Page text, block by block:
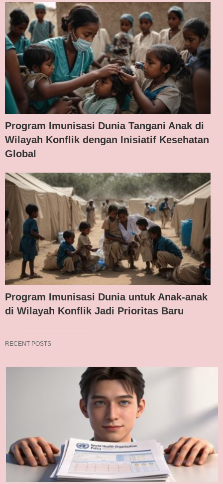
Program Imunisasi Dunia Tangani Anak di
Wilayah Konflik dengan Inisiatif Kesehatan
Global
Program Imunisasi Dunia untuk Anak-anak
di Wilayah Konflik Jadi Prioritas Baru
RECENT POSTS